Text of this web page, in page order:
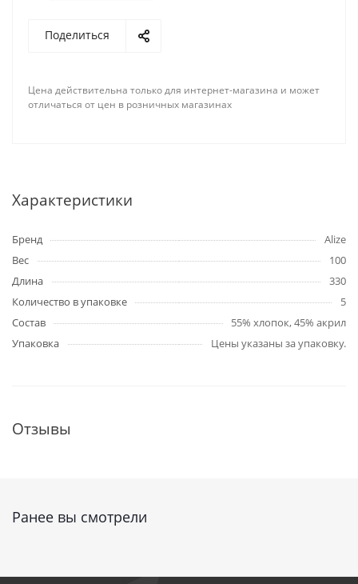
Поделиться
Цена действительна только для интернет-магазина и может
отличаться от цен в розничных магазинах
Характеристики
Бренд
Alize
Вес
100
Длина
330
Количество в упаковке
5
Состав
55% хлопок, 45% акрил
Упаковка
Цены указаны за упаковку.
Отзывы
Ранее вы смотрели